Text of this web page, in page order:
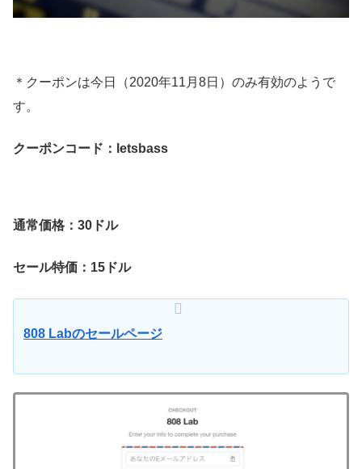
＊クーポンは今日（2020年11月8日）のみ有効のようで
す。
クーポンコード：letsbass
通常価格：30ドル
セール特価：15ドル
808 Labのセールページ